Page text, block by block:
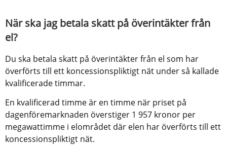
När ska jag betala skatt på överintäkter från
el?
Du ska betala skatt på överintäkter från el som har
överförts till ett koncessionspliktigt nät under så kallade
kvalificerade timmar.
En kvalificerad timme är en timme när priset på
dagenföremarknaden överstiger 1 957 kronor per
megawattimme i elområdet där elen har överförts till ett
koncessionspliktigt nät.